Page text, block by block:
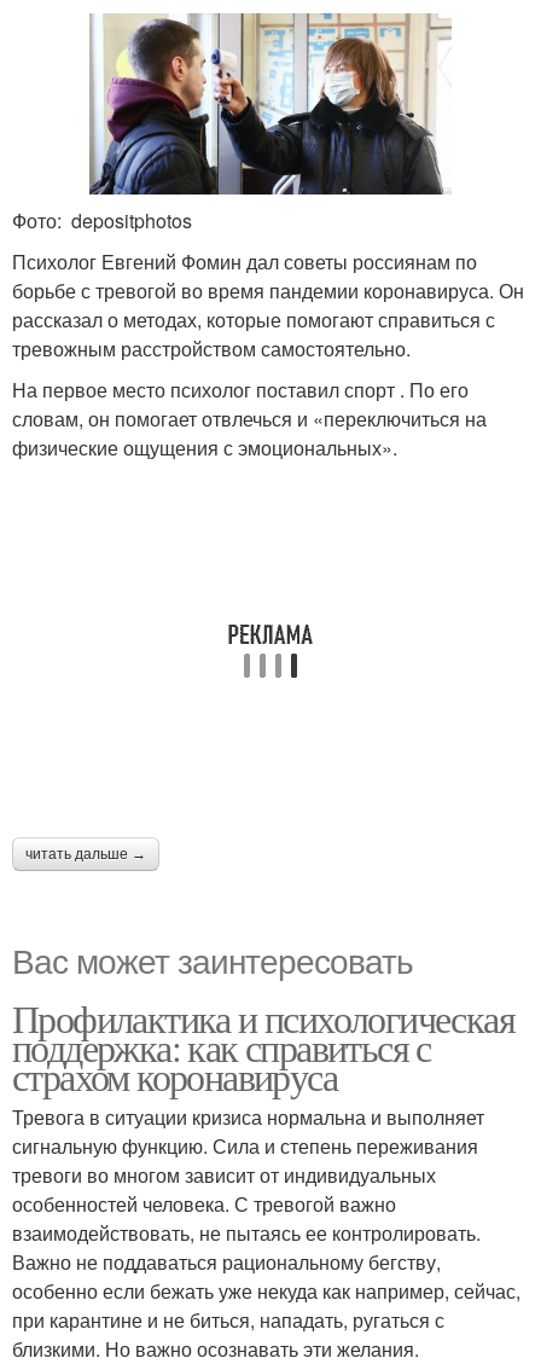
Фото: depositphotos
Психолог Евгений Фомин дал советы россиянам по
борьбе с тревогой во время пандемии коронавируса. Он
рассказал о методах, которые помогают справиться с
тревожным расстройством самостоятельно.
На первое место психолог поставил спорт . По его
словам, он помогает отвлечься и «переключиться на
физические ощущения с эмоциональных».
читать дальше →
Вас может заинтересовать
Профилактика и психологическая
поддержка: как справиться с
страхом коронавируса
Тревога в ситуации кризиса нормальна и выполняет
сигнальную функцию. Сила и степень переживания
тревоги во многом зависит от индивидуальных
особенностей человека. С тревогой важно
взаимодействовать, не пытаясь ее контролировать.
Важно не поддаваться рациональному бегству,
особенно если бежать уже некуда как например, сейчас,
при карантине и не биться, нападать, ругаться с
близкими. Но важно осознавать эти желания.